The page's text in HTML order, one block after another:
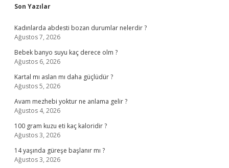
Sidebar
Son Yazılar
Kadınlarda abdesti bozan durumlar nelerdir ?
Ağustos 7, 2026
Bebek banyo suyu kaç derece olm ?
Ağustos 6, 2026
Kartal mı aslan mı daha güçlüdür ?
Ağustos 5, 2026
Avam mezhebi yoktur ne anlama gelir ?
Ağustos 4, 2026
100 gram kuzu eti kaç kaloridir ?
Ağustos 3, 2026
14 yaşında güreşe başlanır mı ?
Ağustos 3, 2026